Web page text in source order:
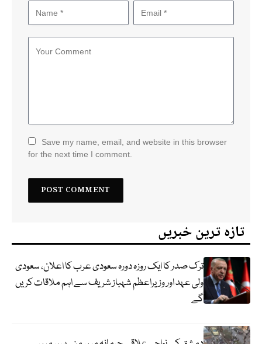
Save my name, email, and website in this browser
for the next time I comment.
تازہ ترین خبریں
ترک صدر کا ایک روزہ دورہ سعودی عرب کا اعلان، سعودی
ولی عہد اور وزیراعظم شہباز شریف سے اہم ملاقات کریں
گے